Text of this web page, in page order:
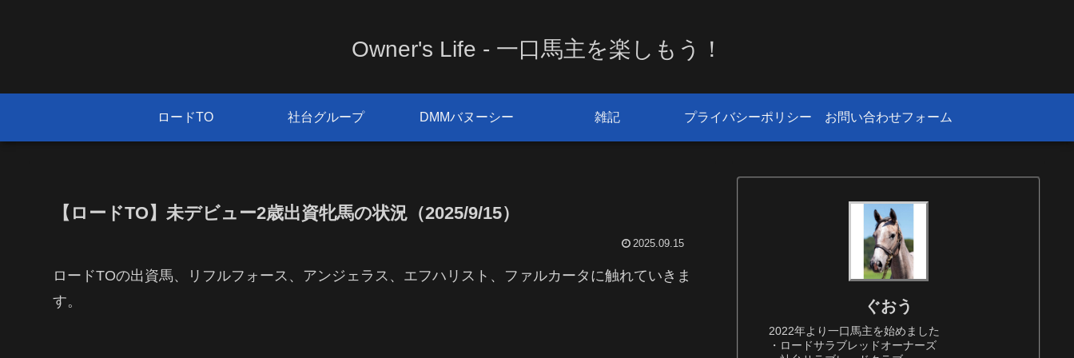
Owner's Life - 一口馬主を楽しもう！
ロードTO 社台グループ DMMバヌーシー 雑記 プライバシーポリシー お問い合わせフォーム
【ロードTO】未デビュー2歳出資牝馬の状況（2025/9/15）
2025.09.15
ロードTOの出資馬、リフルフォース、アンジェラス、エフハリスト、ファルカータに触れていきま
す。
ぐおう
2022年より一口馬主を始めました
・ロードサラブレッドオーナーズ